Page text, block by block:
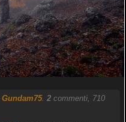
Gundam75. 2commenti, 710